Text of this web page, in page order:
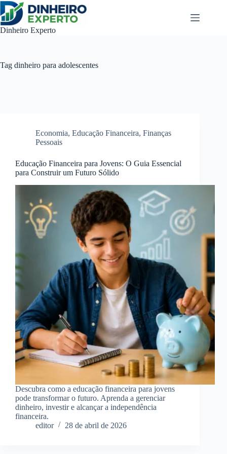
Pular
para
o
conteúdo
Dinheiro Experto
Tag dinheiro para adolescentes
Economia, Educação Financeira, Finanças
Pessoais
Educação Financeira para Jovens: O Guia Essencial
para Construir um Futuro Sólido
Descubra como a educação financeira para jovens
pode transformar o futuro. Aprenda a gerenciar
dinheiro, investir e alcançar a independência
financeira.
editor
28 de abril de 2026